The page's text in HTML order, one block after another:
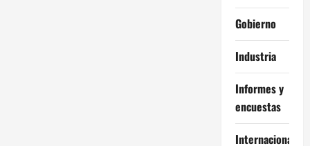
Gobierno
Industria
Informes y
encuestas
Internacional